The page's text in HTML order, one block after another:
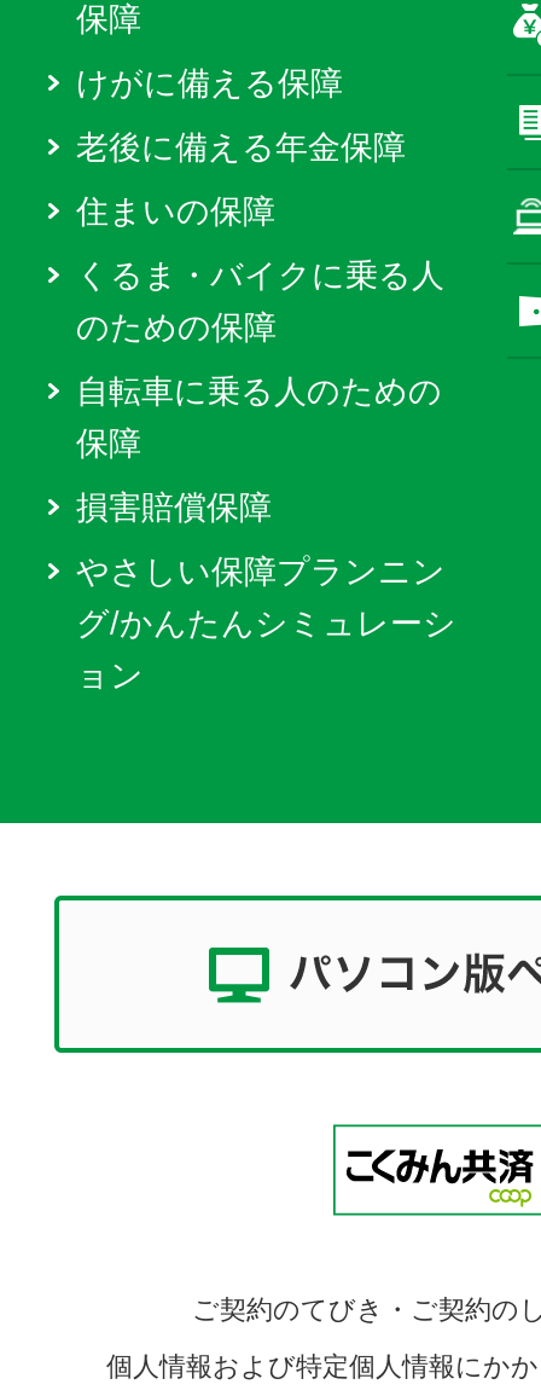
保障
けがに備える保障
老後に備える年金保障
住まいの保障
くるま・バイクに乗る人
のための保障
自転車に乗る人のための
保障
損害賠償保障
やさしい保障プランニン
グ/かんたんシミュレーシ
ョン
ご契約のてびき・ご契約の
個人情報および特定個人情報にか